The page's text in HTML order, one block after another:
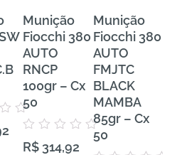
Munição
Fiocchi 380
AUTO
RNCP
100gr – Cx
50
0
R$ 314,92
Munição
Fiocchi 380
AUTO
FMJTC
BLACK
MAMBA
85gr – Cx
50